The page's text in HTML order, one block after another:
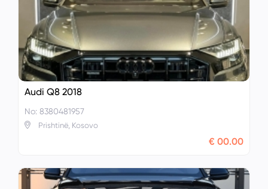
Audi Q8 2018
No: 8380481957
Prishtinë, Kosovo
€ 00.00